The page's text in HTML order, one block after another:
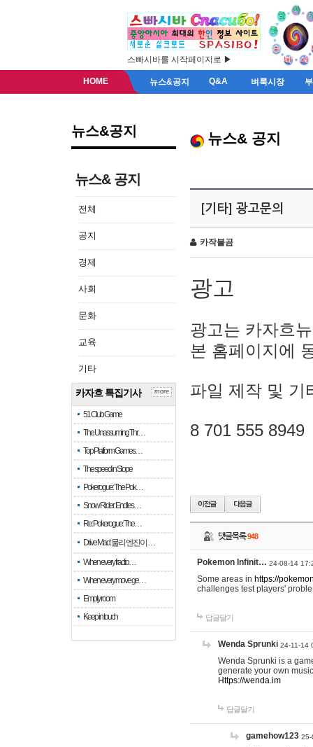
스빠시바를 시작페이지로 ▶
HOME 뉴스&공지 Q&A 벼룩시장
뉴스&공지
뉴스& 공지
전체
공지
경제
사회
문화
교육
기타
카자흐 특집기사
51 Club Game
The Unassuming Thr…
Top Platform Games…
The speed in Slope
Pokerogue: The Pok…
Snow Rider: Endles…
Re: Pokerogue: The…
Drive Mad: 물리 엔진이 …
When every fractio…
When every move ge…
Empty room
Keep in touch
more
뉴스& 공지
[기타] 광고문의
카작불곰
광고
광고는 카자흐
본 홈페이지에
파일 제작 및 기
8 701 555 8949
댓글목록948
Pokemon Infinit… 24-08-14
Some areas in https://
challenges test players'
답글달기
Wenda Sprunki 24-11-14
Wenda Sprunki is a
generate your own
Https://wenda.im
답글달기
gamehow123 25-